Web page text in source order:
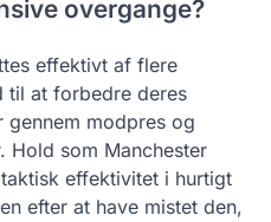
overgange?
effektivt af flere
at forbedre deres
modpres og
Hold som Manchester
effektivitet i hurtigt
efter at have mistet den,